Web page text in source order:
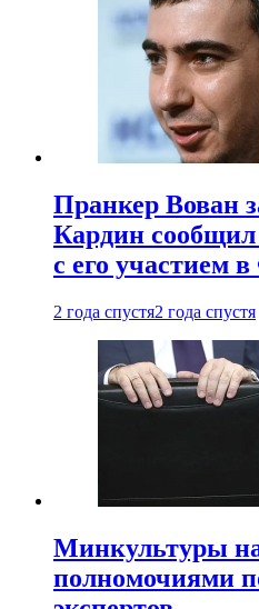
Пранкер Вован
Кардин сообщил
с его участием
2 года спустя2 года спустя
Минкультуры
полномочиями